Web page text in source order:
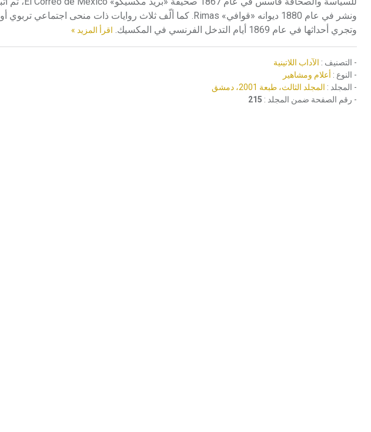
وتجري أحداثها في عام 1869 أيام التدخل الفرنسي في المكسيك.
اقرأ المزيد »
- التصنيف : الآداب اللاتينية
- النوع : أعلام ومشاهير
- المجلد : المجلد الثالث، طبعة 2001، دمشق
- رقم الصفحة ضمن المجلد : 215